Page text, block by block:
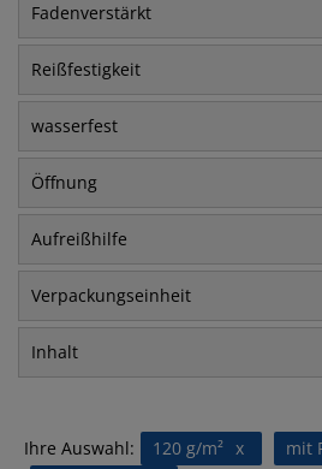
Fadenverstärkt
Reißfestigkeit
wasserfest
Öffnung
Aufreißhilfe
Verpackungseinheit
Inhalt
Ihre Auswahl: x
120 g/m²
mit